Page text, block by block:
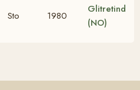
Sto 1980
Glitretind
(NO)